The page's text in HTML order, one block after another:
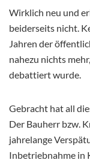
Wirklich neu und
beiderseits nicht.
Jahren der
nahezu nichts
debattiert wurde.
Gebracht hat all
Der Bauherr bzw.
jahrelange
Inbetriebnahme in